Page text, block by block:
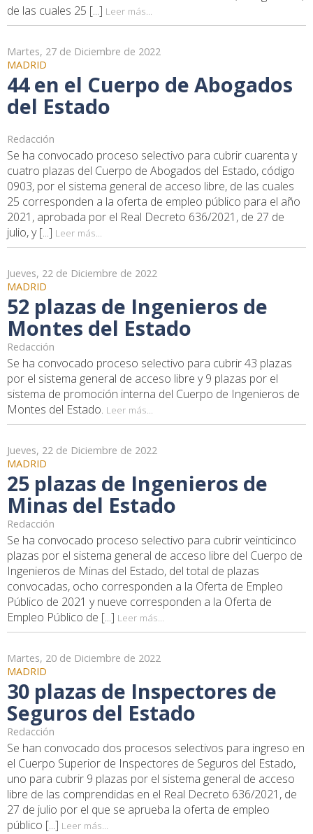
de las cuales 25 [...] Leer más...
Martes, 27 de Diciembre de 2022
MADRID
44 en el Cuerpo de Abogados
del Estado
Redacción
Se ha convocado proceso selectivo para cubrir cuarenta y
cuatro plazas del Cuerpo de Abogados del Estado, código
0903, por el sistema general de acceso libre, de las cuales
25 corresponden a la oferta de empleo público para el año
2021, aprobada por el Real Decreto 636/2021, de 27 de
julio, y [...] Leer más...
Jueves, 22 de Diciembre de 2022
MADRID
52 plazas de Ingenieros de
Montes del Estado
Redacción
Se ha convocado proceso selectivo para cubrir 43 plazas
por el sistema general de acceso libre y 9 plazas por el
sistema de promoción interna del Cuerpo de Ingenieros de
Montes del Estado. Leer más...
Jueves, 22 de Diciembre de 2022
MADRID
25 plazas de Ingenieros de
Minas del Estado
Redacción
Se ha convocado proceso selectivo para cubrir veinticinco
plazas por el sistema general de acceso libre del Cuerpo de
Ingenieros de Minas del Estado, del total de plazas
convocadas, ocho corresponden a la Oferta de Empleo
Público de 2021 y nueve corresponden a la Oferta de
Empleo Público de [...] Leer más...
Martes, 20 de Diciembre de 2022
MADRID
30 plazas de Inspectores de
Seguros del Estado
Redacción
Se han convocado dos procesos selectivos para ingreso en
el Cuerpo Superior de Inspectores de Seguros del Estado,
uno para cubrir 9 plazas por el sistema general de acceso
libre de las comprendidas en el Real Decreto 636/2021, de
27 de julio por el que se aprueba la oferta de empleo
público [...] Leer más...